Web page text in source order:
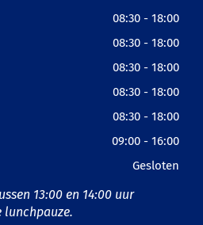
08:30 - 18:00
08:30 - 18:00
08:30 - 18:00
08:30 - 18:00
08:30 - 18:00
09:00 - 16:00
Gesloten
13:00 en 14:00 uur
lunchpauze.